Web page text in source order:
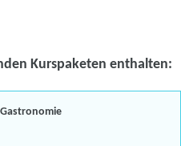
Kurspaketen enthalten: